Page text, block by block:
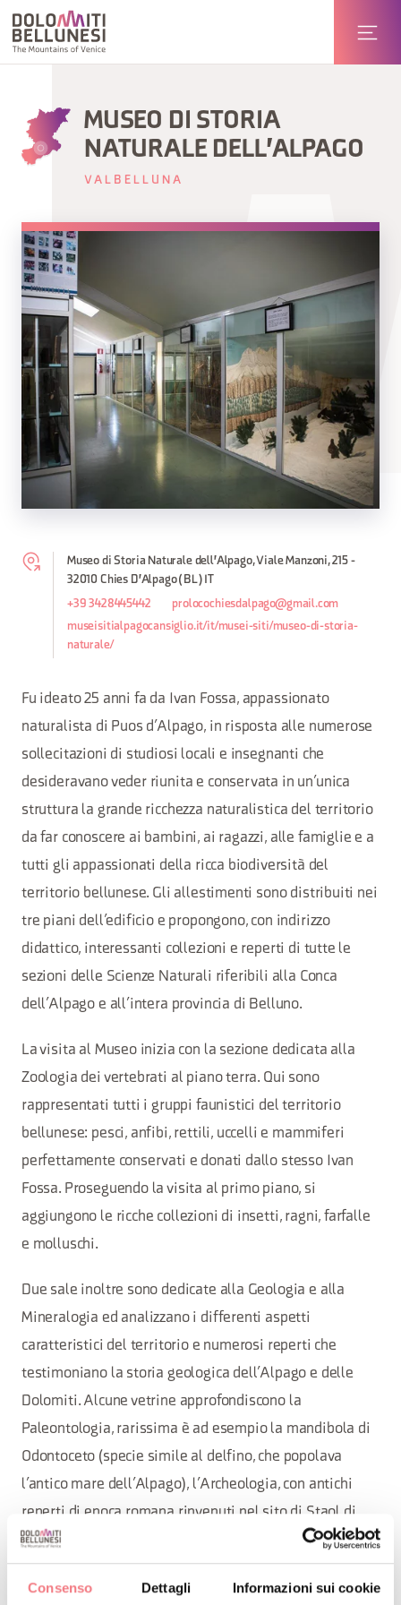
Consenso Dettagli Informazioni sui cookie
MUSEO DI STORIA
NATURALE DELL'ALPAGO
VALBELLUNA
Museo di Storia Naturale dell'Alpago, Viale Manzoni, 215 -
32010 Chies D'Alpago (BL) IT
+39 3428445442
prolocochiesdalpago@gmail.com
museisitialpagocansiglio.it/it/musei-siti/museo-di-storia-
naturale/
Fu ideato 25 anni fa da Ivan Fossa, appassionato
naturalista di Puos d’Alpago, in risposta alle numerose
sollecitazioni di studiosi locali e insegnanti che
desideravano veder riunita e conservata in un’unica
struttura la grande ricchezza naturalistica del territorio
da far conoscere ai bambini, ai ragazzi, alle famiglie e a
tutti gli appassionati della ricca biodiversità del
territorio bellunese. Gli allestimenti sono distribuiti nei
tre piani dell’edificio e propongono, con indirizzo
didattico, interessanti collezioni e reperti di tutte le
sezioni delle Scienze Naturali riferibili alla Conca
dell’Alpago e all’intera provincia di Belluno.
La visita al Museo inizia con la sezione dedicata alla
Zoologia dei vertebrati al piano terra. Qui sono
rappresentati tutti i gruppi faunistici del territorio
bellunese: pesci, anfibi, rettili, uccelli e mammiferi
perfettamente conservati e donati dallo stesso Ivan
Fossa. Proseguendo la visita al primo piano, si
aggiungono le ricche collezioni di insetti, ragni, farfalle
e molluschi.
Due sale inoltre sono dedicate alla Geologia e alla
Mineralogia ed analizzano i differenti aspetti
caratteristici del territorio e numerosi reperti che
testimoniano la storia geologica dell’Alpago e delle
Dolomiti. Alcune vetrine approfondiscono la
Paleontologia, rarissima è ad esempio la mandibola di
Odontoceto (specie simile al delfino, che popolava
l’antico mare dell’Alpago), l’Archeologia, con antichi
reperti di epoca romana rinvenuti nel sito di Staol di
Curago vicino Pieve d’Alpago, e l’Anatomia umana
spiegata attraverso approfonditi pannelli didattici.
All’ultimo piano trova spazio l’ampia sala dedicata alla